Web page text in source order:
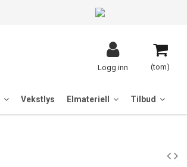
(tom)
Logg inn
Vekstlys Elmateriell Tilbud